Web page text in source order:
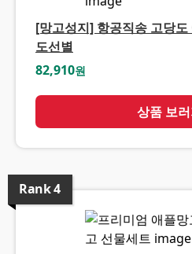
[망고성지] 항공직송 고당
도선별
82,910원
상품 보
Rank4